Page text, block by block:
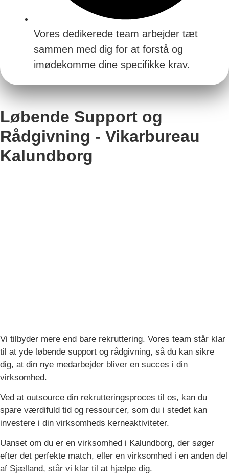
Vores dedikerede team arbejder tæt
sammen med dig for at forstå og
imødekomme dine specifikke krav.
Løbende Support og
Rådgivning - Vikarbureau
Kalundborg
Vi tilbyder mere end bare rekruttering. Vores team står klar
til at yde løbende support og rådgivning, så du kan sikre
dig, at din nye medarbejder bliver en succes i din
virksomhed.
Ved at outsource din rekrutteringsproces til os, kan du
spare værdifuld tid og ressourcer, som du i stedet kan
investere i din virksomheds kerneaktiviteter.
Uanset om du er en virksomhed i Kalundborg, der søger
efter det perfekte match, eller en virksomhed i en anden del
af Sjælland, står vi klar til at hjælpe dig.